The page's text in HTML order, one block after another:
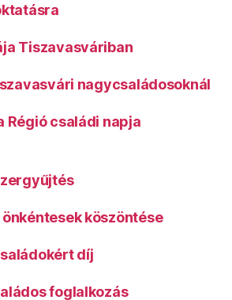
Tiszavasváriban
nagycsaládosoknál
Régió családi napja
önkéntesek köszöntése
díj
foglalkozás